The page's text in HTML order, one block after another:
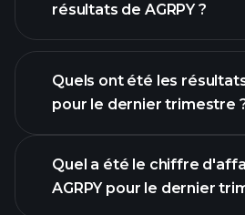
résultats de AGRPY ?
Quels ont été les
pour le dernier trimestre
Quel a été le chiffre
AGRPY pour le dernier